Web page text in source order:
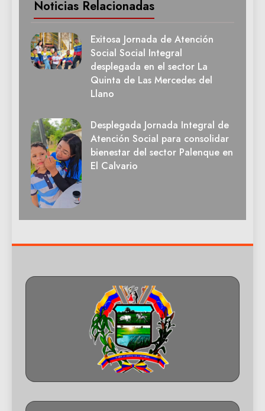
Noticias Relacionadas
Exitosa Jornada de Atención
Social Social Integral
desplegada en el sector La
Quinta de Las Mercedes del
Llano
Desplegada Jornada Integral de
Atención Social para consolidar
bienestar del sector Palenque en
El Calvario